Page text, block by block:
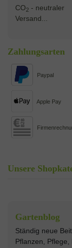
CO2 - neutraler
Versand...
Zahlungsarten
Paypal
Apple Pay
Unsere
Exotische Samen
Gemüsesamen
Gründünger
Arche Noah
ASB
Gartenblog
Ständig neue
Pflanzen,